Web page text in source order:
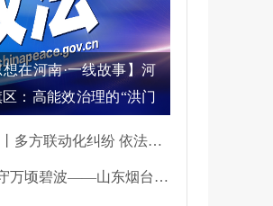
想在河南·一线故事】河
：高能效治理的“洪门
进中心·解纠纷丨多方联动化纠纷 依法调解护农耕
抚海上风浪，守万顷碧波——山东烟台把矛盾化解在微澜未起时